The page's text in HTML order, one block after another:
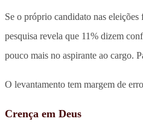
Se o próprio candidato nas
pesquisa revela que 11% dizem
pouco mais no aspirante ao cargo.
O levantamento tem margem de
Crença em Deus